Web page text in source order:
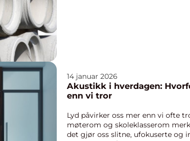
14 januar 2026
Akustikk i hverdagen:
enn vi tror
Lyd påvirker oss mer enn vi ofte
møterom og skoleklasserom
det gjør oss slitne, ufokuserte og